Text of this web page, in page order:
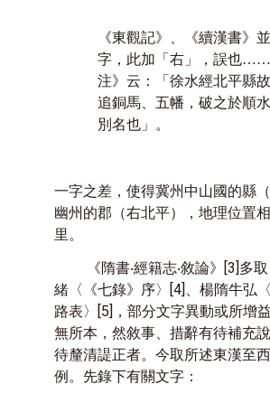
《東觀記》、《續漢書》
字，此加「右」，誤也
注》云：「徐水經北平縣
追銅馬、五幡，破之於順
別名也」。
一字之差，使得冀州中山國的縣
幽州的郡（右北平），地理位置
里。
《隋書‧經籍志‧敘論》 [3]多
緒〈《七錄》序〉
[4]
、楊隋牛弘
路表〉
[5] ，部分文字異動或所增
無所本，然敘事、措辭有待補充
待釐清諟正者。今取所述東漢至
例。先錄下有關文字：